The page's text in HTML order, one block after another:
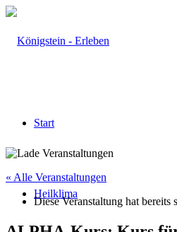
Start
Heilklima
« Alle Veranstaltungen
Diese Veranstaltung hat bereits